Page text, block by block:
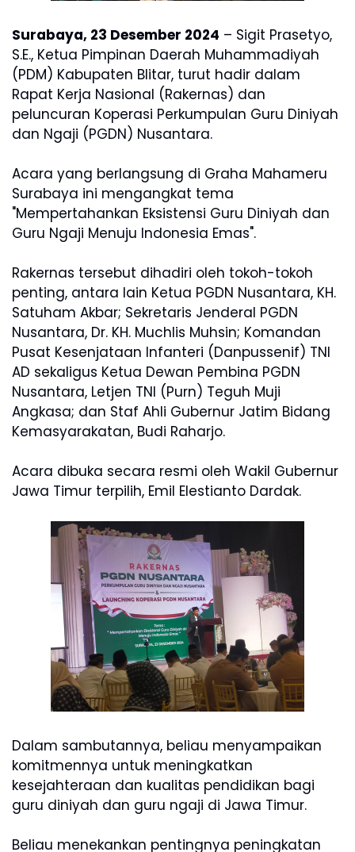
Surabaya, 23 Desember 2024 – Sigit Prasetyo,
S.E., Ketua Pimpinan Daerah Muhammadiyah
(PDM) Kabupaten Blitar, turut hadir dalam
Rapat Kerja Nasional (Rakernas) dan
peluncuran Koperasi Perkumpulan Guru Diniyah
dan Ngaji (PGDN) Nusantara.
Acara yang berlangsung di Graha Mahameru
Surabaya ini mengangkat tema
"Mempertahankan Eksistensi Guru Diniyah dan
Guru Ngaji Menuju Indonesia Emas".
Rakernas tersebut dihadiri oleh tokoh-tokoh
penting, antara lain Ketua PGDN Nusantara, KH.
Satuham Akbar; Sekretaris Jenderal PGDN
Nusantara, Dr. KH. Muchlis Muhsin; Komandan
Pusat Kesenjataan Infanteri (Danpussenif) TNI
AD sekaligus Ketua Dewan Pembina PGDN
Nusantara, Letjen TNI (Purn) Teguh Muji
Angkasa; dan Staf Ahli Gubernur Jatim Bidang
Kemasyarakatan, Budi Raharjo.
Acara dibuka secara resmi oleh Wakil Gubernur
Jawa Timur terpilih, Emil Elestianto Dardak.
Dalam sambutannya, beliau menyampaikan
komitmennya untuk meningkatkan
kesejahteraan dan kualitas pendidikan bagi
guru diniyah dan guru ngaji di Jawa Timur.
Beliau menekankan pentingnya peningkatan